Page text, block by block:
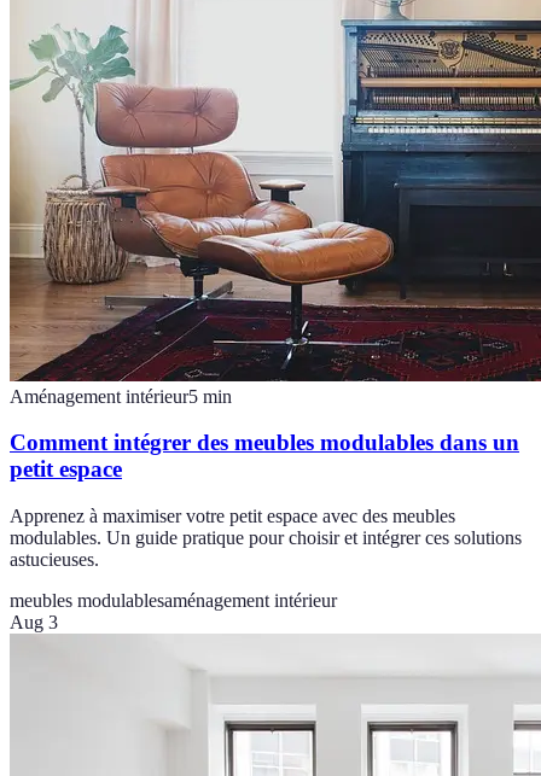
Aménagement intérieur5 min
Comment intégrer des meubles modulables dans un
petit espace
Apprenez à maximiser votre petit espace avec des meubles
modulables. Un guide pratique pour choisir et intégrer ces solutions
astucieuses.
meubles modulablesaménagement intérieur
Aug 3